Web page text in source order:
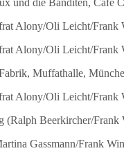
Alony/Oli Leicht/Frank
Alony/Oli Leicht/Frank
Muffathalle,
Alony/Oli Leicht/Frank
(Ralph Beerkircher/
Gassmann/Frank